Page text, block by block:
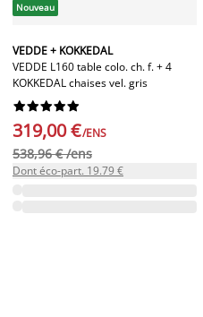
Nouveau
VEDDE + KOKKEDAL
VEDDE L160 table colo. ch. f. + 4
KOKKEDAL chaises vel. gris






319,00 €/ENS
538,96 € /ens
Dont éco-part. 19.79 €